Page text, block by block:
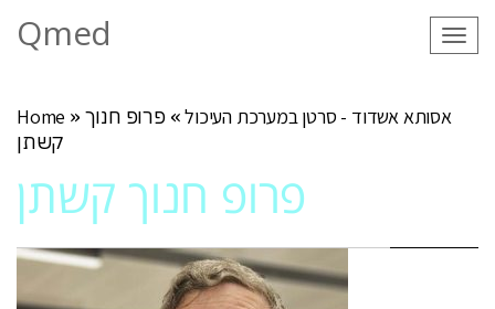
Qmed
Home » אסותא אשדוד - סרטן במערכת העיכול» פרופ חנוך
קשתן
פרופ חנוך קשתן